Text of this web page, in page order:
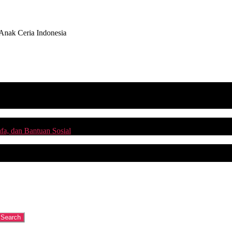
Ceria Indonesia
dan Bantuan Sosial